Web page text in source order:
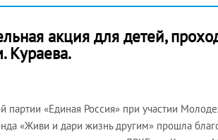
акция для детей,
Кураева.
партии «Единая Россия» при участии
«Живи и дари жизнь другим» прошла